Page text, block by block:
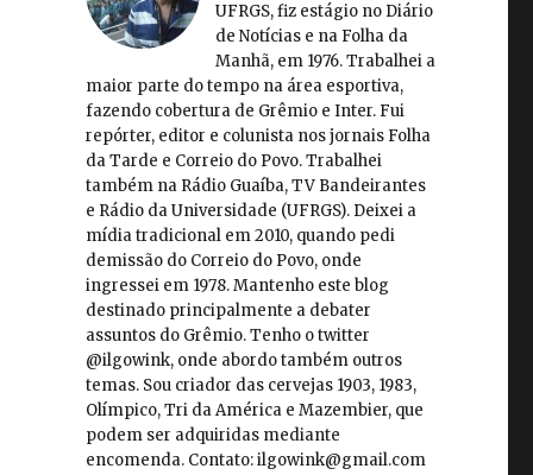
UFRGS, fiz estágio no Diário
de Notícias e na Folha da
Manhã, em 1976. Trabalhei a
maior parte do tempo na área esportiva,
fazendo cobertura de Grêmio e Inter. Fui
repórter, editor e colunista nos jornais Folha
da Tarde e Correio do Povo. Trabalhei
também na Rádio Guaíba, TV Bandeirantes
e Rádio da Universidade (UFRGS). Deixei a
mídia tradicional em 2010, quando pedi
demissão do Correio do Povo, onde
ingressei em 1978. Mantenho este blog
destinado principalmente a debater
assuntos do Grêmio. Tenho o twitter
@ilgowink, onde abordo também outros
temas. Sou criador das cervejas 1903, 1983,
Olímpico, Tri da América e Mazembier, que
podem ser adquiridas mediante
encomenda. Contato: ilgowink@gmail.com